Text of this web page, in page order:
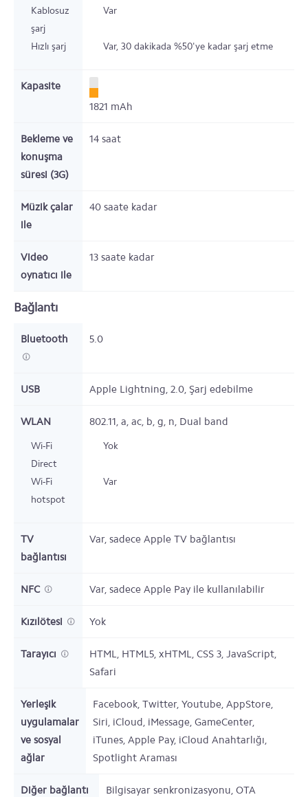
Kablosuz
şarj
Var
Hızlı şarj Var, 30 dakikada %50'ye kadar şarj etme
Kapasite
1821 mAh
Bekleme ve
konuşma
süresi (3G)
14 saat
Müzik çalar
ile
40 saate kadar
Video
oynatıcı ile
13 saate kadar
Bağlantı
Bluetooth 5.0
USB Apple Lightning, 2.0, Şarj edebilme
WLAN 802.11, a, ac, b, g, n, Dual band
Wi-Fi
Direct
Yok
Wi-Fi
hotspot
Var
TV
bağlantısı
Var, sadece Apple TV bağlantısı
NFC Var, sadece Apple Pay ile kullanılabilir
Kızılötesi Yok
Tarayıcı
HTML, HTML5, xHTML, CSS 3, JavaScript,
Safari
Yerleşik
uygulamalar
ve sosyal
ağlar
Facebook, Twitter, Youtube, AppStore,
Siri, iCloud, iMessage, GameCenter,
iTunes, Apple Pay, iCloud Anahtarlığı,
Spotlight Araması
Diğer bağlantı
Bilgisayar senkronizasyonu, OTA